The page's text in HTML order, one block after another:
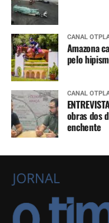
CANAL
Amazona
pelo
CANAL
obras dos
enchente